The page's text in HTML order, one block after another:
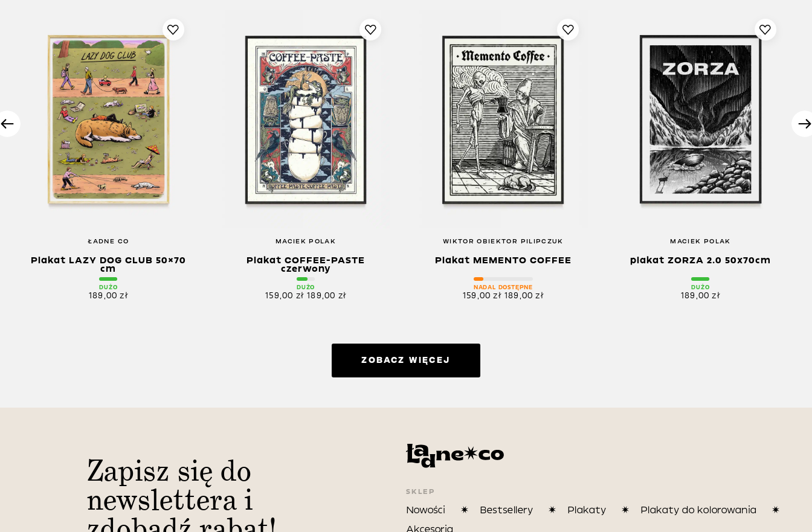
ŁADNE CO
Plakat LAZY DOG CLUB 50×70
cm
DUŻO
189,00zł
MACIEK POLAK
Plakat COFFEE-PASTE
czerwony
DUŻO
159,00 zł 189,00 zł
WIKTOR OBIEKTOR PILIPCZUK
Plakat MEMENTO COFFEE
NADAL DOSTĘPNE
159,00zł 189,00zł
MACIEK POLAK
plakat ZORZA 2.0 50x70cm
DUŻO
189,00zł
ZOBACZ WIĘCEJ
Zapisz się do
newslettera i SKLEP
Nowości Bestsellery Plakaty
Plakaty do kolorowania
Akcesoria